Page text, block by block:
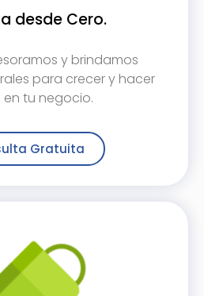
desde Cero.
y brindamos
para crecer y hacer
en tu negocio.
Gratuita